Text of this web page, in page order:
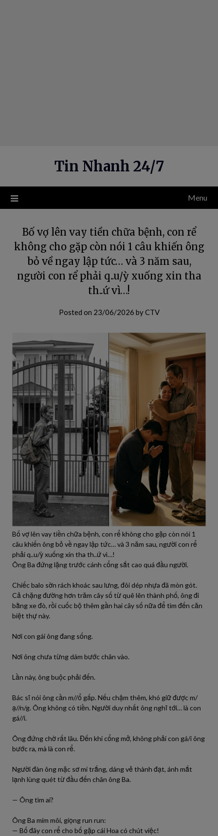
Tin Nhanh 24/7
Menu
Bố vợ lên vay tiền chữa bệnh, con rể
không cho gặp còn nói 1 câu khiến ông
bỏ về ngay lập tức… và 3 năm sau,
người con rể phải q..u/ỳ xuống xin tha
th..ứ vì…!
Posted on 23/06/2026 byCTV
Bố vợ lên vay tiền chữa bệnh, con rể không cho gặp còn nói 1
câu khiến ông bỏ về ngay lập tức… và 3 năm sau, người con rể
phải q..u/ỳ xuống xin tha th..ứ vì…!
Ông Ba đứng lặng trước cánh cổng sắt cao quá đầu người.
Chiếc balo sờn rách khoác sau lưng, đôi dép nhựa đã mòn gót.
Cả chặng đường hơn trăm cây số từ quê lên thành phố, ông đi
bằng xe đò, rồi cuốc bộ thêm gần hai cây số nữa để tìm đến căn
biệt thự này.
Nơi con gái ông đang sống.
Nơi ông chưa từng dám bước chân vào.
Lần này, ông buộc phải đến.
Bác sĩ nói ông cần m//ổ gấp. Nếu chậm thêm, khó giữ được m/
ạ//n/g. Ông không có tiền. Người duy nhất ông nghĩ tới… là con
gá//i.
Ông đứng chờ rất lâu. Đến khi cổng mở, không phải con gá/i ông
bước ra, mà là con rể.
Người đàn ông mặc sơ mi trắng, dáng vẻ thành đạt, ánh mắt
lạnh lùng quét từ đầu đến chân ông Ba.
— Ông tìm ai?
Ông Ba mím môi, giọng run run:
— Bố đây con rể cho bố gặp cái Hoa có chút việc!